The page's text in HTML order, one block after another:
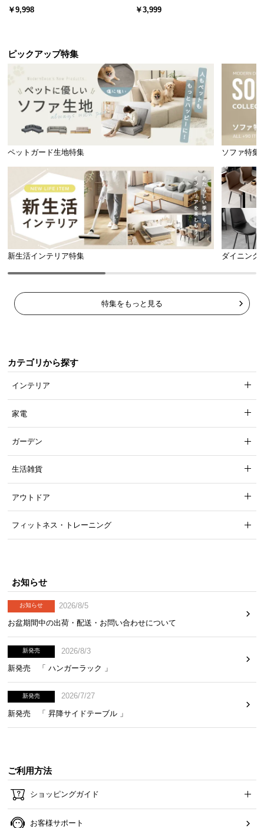
ード 木目/石目調 オープン収納・
引き出し収納付き
￥9,998
スチール 4段階高さ調節 サイドフ
ック オープンラック シンプル
￥3,999
ピックアップ特集
ペットガード生地特集 ソファ特集
新生活インテリア特集 ダイニング
特集をもっと見る
カテゴリから探す
インテリア
家電
ガーデン
生活雑貨
アウトドア
フィットネス・トレーニング
お知らせ
お知らせ
2026/8/5
お盆期間中の出荷・配送・お問い合わせについて
新発売
2026/8/3
新発売 「 ハンガーラック 」
新発売
2026/7/27
新発売 「 昇降サイドテーブル 」
ご利用方法
ショッピングガイド
お客様サポート